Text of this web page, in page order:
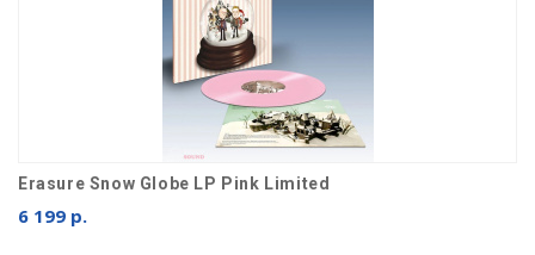
Erasure Snow Globe LP Pink Limited
6 199 р.